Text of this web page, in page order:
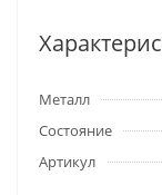
Металл
Состояние
Артикул